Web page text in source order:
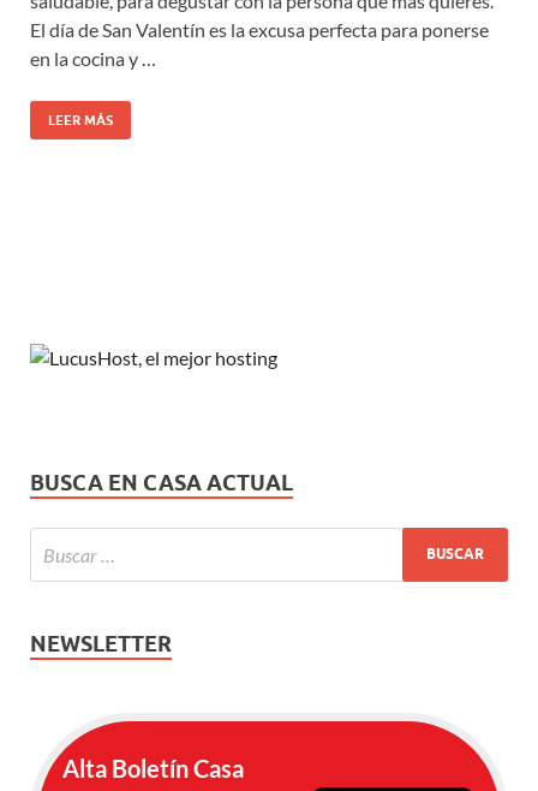
El día de San Valentín es la excusa perfecta para ponerse
en la cocina y …
LEER MÁS
BUSCA EN CASA ACTUAL
NEWSLETTER
Alta Boletín Casa